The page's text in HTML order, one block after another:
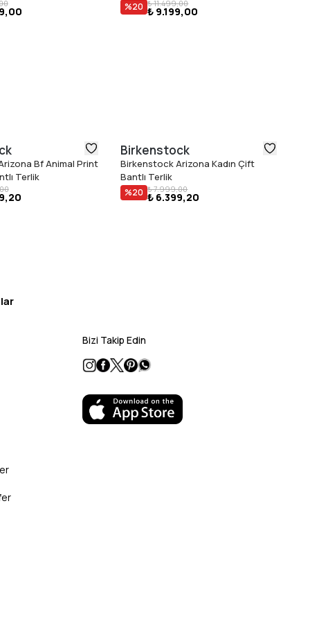
%20 ₺ 11.499,00
₺ 9.199,00
Bf Animal Print
Terlik
Birkenstock
Birkenstock Arizona Kadın Çift
Bantlı Terlik
%20 ₺ 7.999,00
₺ 6.399,20
Bizi Takip Edin